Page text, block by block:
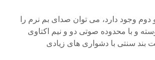
وجود دارد، می توان صدای بم نرم را
و با محدوده صوتی دو و نیم اکتاوی
بند سنتی با دشواری های زیادی